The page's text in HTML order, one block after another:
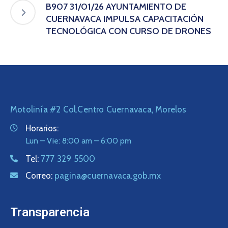
B907 31/01/26 AYUNTAMIENTO DE
CUERNAVACA IMPULSA CAPACITACIÓN
TECNOLÓGICA CON CURSO DE DRONES
Motolinía #2 Col.Centro Cuernavaca, Morelos
Horarios:
Lun – Vie: 8:00 am – 6:00 pm
Tel: 777 329 5500
Correo: pagina@cuernavaca.gob.mx
Transparencia